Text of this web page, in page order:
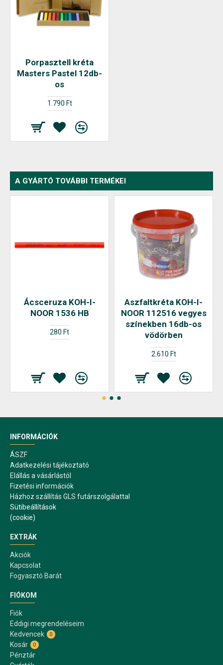
Porpasztell kréta
Masters Pastel 12db-
os
1.790 Ft
A GYÁRTÓ TOVÁBBI TERMÉKEI
Ácsceruza KOH-I-
NOOR 1536 HB
280 Ft
Aszfaltkréta KOH-I-
NOOR 112516 vegyes
színekben 16db-os
vödörben
2.610 Ft
INFORMÁCIÓK
ÁSZF
Adatkezelési tájékoztató
Elállás a vásárlástól
Fizetési információk
Házhoz szállítás GLS futárszolgálattal
Sütibeállítások
(cookie)
EXTRÁK
Akciók
Kapcsolat
Fogyasztó Barát
FIÓKOM
Fiók
Eddigi megrendeléseim
Kedvencek
0
Kosár 0
Pénztár